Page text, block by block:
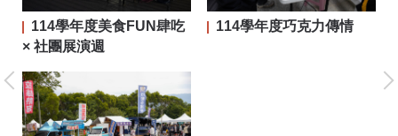
114學年度美食FUN肆吃
× 社團展演週
114學年度巧克力傳情